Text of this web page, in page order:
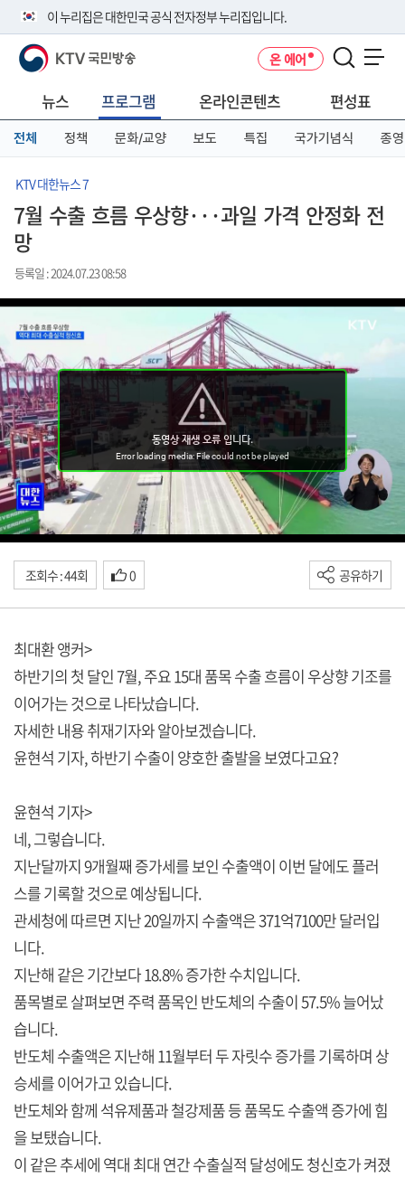
이 누리집은 대한민국 공식 전자정부 누리집입니다.
공식 누리집 주소 확인하기
니다.
이밖에 or.kr 또는 .kr등 다른 도메인 주소를 사용하고 있다면 아래 URL에
서 도메인 주소를 확인해 보세요
KTV 국민방송 온 에어
뉴스 프로그램 온라인콘텐츠 편성표
전체 정책 문화/교양 보도 특집 국가기념식 종영
KTV 대한뉴스 7
7월 수출 흐름 우상향···과일 가격 안정화 전
망
등록일 : 2024.07.23 08:58
조회수 : 44회 0 공유하기
최대환 앵커>
하반기의 첫 달인 7월, 주요 15대 품목 수출 흐름이 우상향 기조를
이어가는 것으로 나타났습니다.
자세한 내용 취재기자와 알아보겠습니다.
윤현석 기자, 하반기 수출이 양호한 출발을 보였다고요?
윤현석 기자>
네, 그렇습니다.
지난달까지 9개월째 증가세를 보인 수출액이 이번 달에도 플러
스를 기록할 것으로 예상됩니다.
관세청에 따르면 지난 20일까지 수출액은 371억7100만 달러입
니다.
지난해 같은 기간보다 18.8% 증가한 수치입니다.
품목별로 살펴보면 주력 품목인 반도체의 수출이 57.5% 늘어났
습니다.
반도체 수출액은 지난해 11월부터 두 자릿수 증가를 기록하며 상
승세를 이어가고 있습니다.
반도체와 함께 석유제품과 철강제품 등 품목도 수출액 증가에 힘
을 보탰습니다.
이 같은 추세에 역대 최대 연간 수출실적 달성에도 청신호가 켜졌